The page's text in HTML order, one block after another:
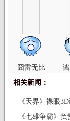
囧雷无比
相关新闻：
《天界》裸眼
《七雄争霸》